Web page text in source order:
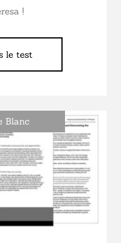
!
le test
Blanc